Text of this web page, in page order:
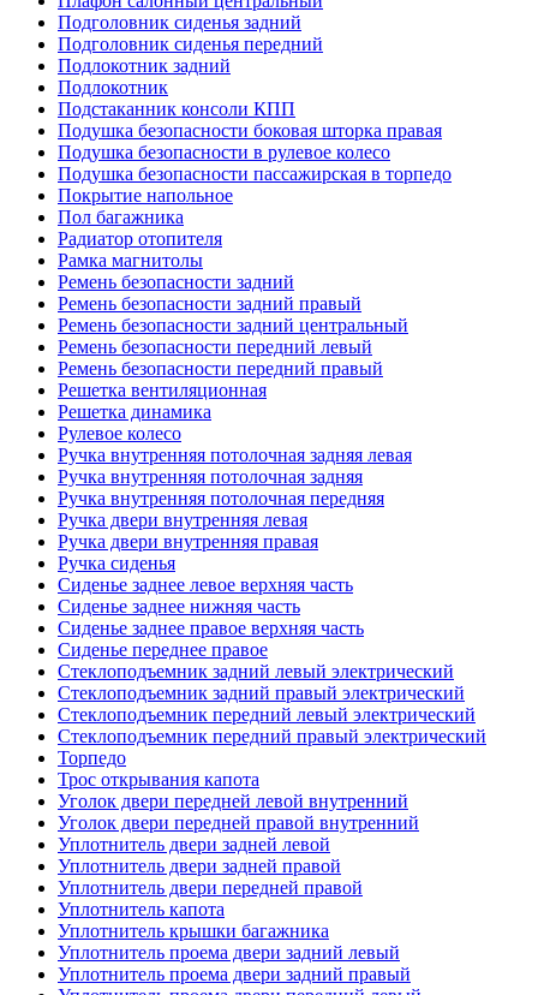
Подголовник сиденья задний
Подголовник сиденья передний
Подлокотник задний
Подлокотник
Подстаканник консоли КПП
Подушка безопасности боковая шторка правая
Подушка безопасности в рулевое колесо
Подушка безопасности пассажирская в торпедо
Покрытие напольное
Пол багажника
Радиатор отопителя
Рамка магнитолы
Ремень безопасности задний
Ремень безопасности задний правый
Ремень безопасности задний центральный
Ремень безопасности передний левый
Ремень безопасности передний правый
Решетка вентиляционная
Решетка динамика
Рулевое колесо
Ручка внутренняя потолочная задняя левая
Ручка внутренняя потолочная задняя
Ручка внутренняя потолочная передняя
Ручка двери внутренняя левая
Ручка двери внутренняя правая
Ручка сиденья
Сиденье заднее левое верхняя часть
Сиденье заднее нижняя часть
Сиденье заднее правое верхняя часть
Сиденье переднее правое
Стеклоподъемник задний левый электрический
Стеклоподъемник задний правый электрический
Стеклоподъемник передний левый электрический
Стеклоподъемник передний правый электрический
Торпедо
Трос открывания капота
Уголок двери передней левой внутренний
Уголок двери передней правой внутренний
Уплотнитель двери задней левой
Уплотнитель двери задней правой
Уплотнитель двери передней правой
Уплотнитель капота
Уплотнитель крышки багажника
Уплотнитель проема двери задний левый
Уплотнитель проема двери задний правый